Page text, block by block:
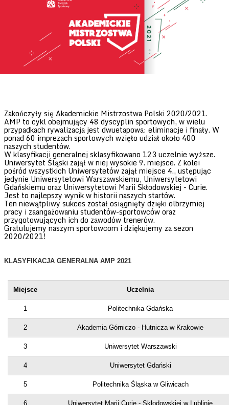
Zakończyły się Akademickie Mistrzostwa Polski 2020/2021.
AMP to cykl obejmujący 48 dyscyplin sportowych, w wielu
przypadkach rywalizacja jest dwuetapowa: eliminacje i finały. W
ponad 60 imprezach sportowych wzięło udział około 400
naszych studentów.
W klasyfikacji generalnej sklasyfikowano 123 uczelnie wyższe.
Uniwersytet Śląski zajął w niej wysokie 9. miejsce. Z kolei
pośród wszystkich Uniwersytetów zajął miejsce 4., ustępując
jedynie Uniwersytetowi Warszawskiemu, Uniwersytetowi
Gdańskiemu oraz Uniwersytetowi Marii Skłodowskiej - Curie.
Jest to najlepszy wynik w historii naszych startów.
Ten niewątpliwy sukces został osiągnięty dzięki olbrzymiej
pracy i zaangażowaniu studentów-sportowców oraz
przygotowujących ich do zawodów trenerów.
Gratulujemy naszym sportowcom i dziękujemy za sezon
2020/2021!
KLASYFIKACJA GENERALNA AMP 2021
Miejsce Uczelnia
1 Politechnika Gdańska
2 Akademia Górniczo - Hutnicza w Krakowie
3 Uniwersytet Warszawski
4 Uniwersytet Gdański
5 Politechnika Śląska w Gliwicach
6 Uniwersytet Marii Curie - Skłodowskiej w Lublinie